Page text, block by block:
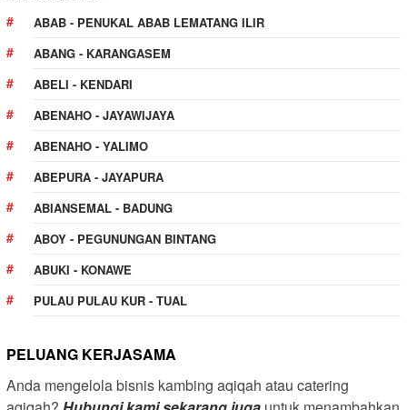
ABAB - PENUKAL ABAB LEMATANG ILIR
ABANG - KARANGASEM
ABELI - KENDARI
ABENAHO - JAYAWIJAYA
ABENAHO - YALIMO
ABEPURA - JAYAPURA
ABIANSEMAL - BADUNG
ABOY - PEGUNUNGAN BINTANG
ABUKI - KONAWE
PULAU PULAU KUR - TUAL
PELUANG KERJASAMA
Anda mengelola bisnis kambing aqiqah atau catering